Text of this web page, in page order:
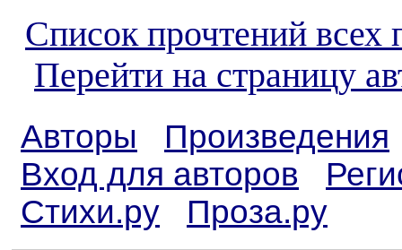
Список прочтений всех
Перейти на страницу
Авторы
Произведения
Вход для авторов
Стихи.ру
Проза.ру